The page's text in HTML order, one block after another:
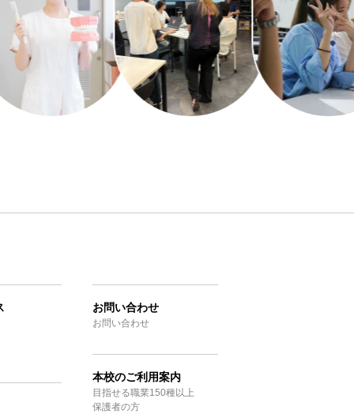
お問い合わせ
お問い合わせ
本校のご利用案内
目指せる職業150種以上
保護者の方